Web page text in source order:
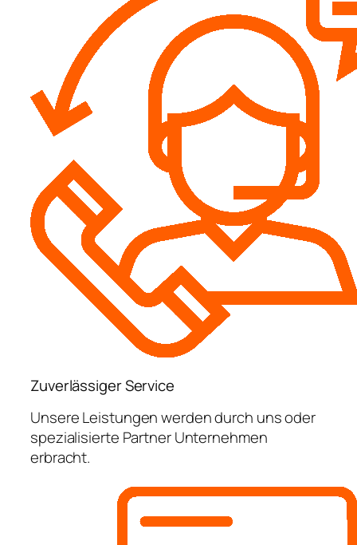
Zuverlässiger Service
Unsere Leistungen werden durch uns oder
spezialisierte Partner Unternehmen
erbracht.